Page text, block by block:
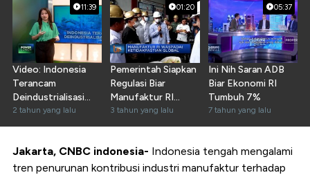
11:39
Video: Indonesia
Terancam
Deindustrialisasi
Dini!
2 tahun yang lalu
01:20
Pemerintah Siapkan
Regulasi Biar
Manufaktur RI
Tetap 'Kokoh'
3 tahun yang lalu
05:37
Ini Nih Saran ADB
Biar Ekonomi RI
Tumbuh 7%
7 tahun yang lalu
Jakarta, CNBC indonesia- Indonesia tengah mengalami
tren penurunan kontribusi industri manufaktur terhadap